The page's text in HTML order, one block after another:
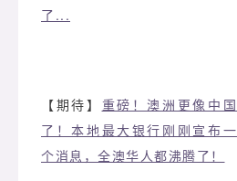
了...
【期待】 重磅！澳洲更像中国
了！本地最大银行刚刚宣布一
个消息，全澳华人都沸腾了！